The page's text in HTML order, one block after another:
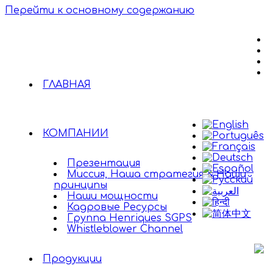
Перейти к основному содержанию
ГЛАВНАЯ
КОМПАНИИ
Презентация
Миссия, Наша стратегия & Наши
принципы
Наши мощности
Кадровые Ресурсы
Группа Henriques SGPS
Whistleblower Channel
Продукции